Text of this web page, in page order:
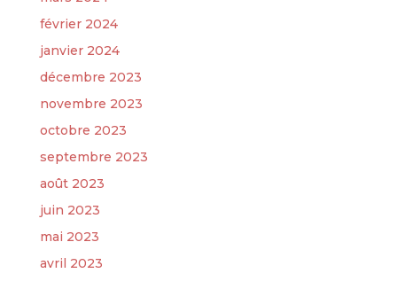
février 2024
janvier 2024
décembre 2023
novembre 2023
octobre 2023
septembre 2023
août 2023
juin 2023
mai 2023
avril 2023